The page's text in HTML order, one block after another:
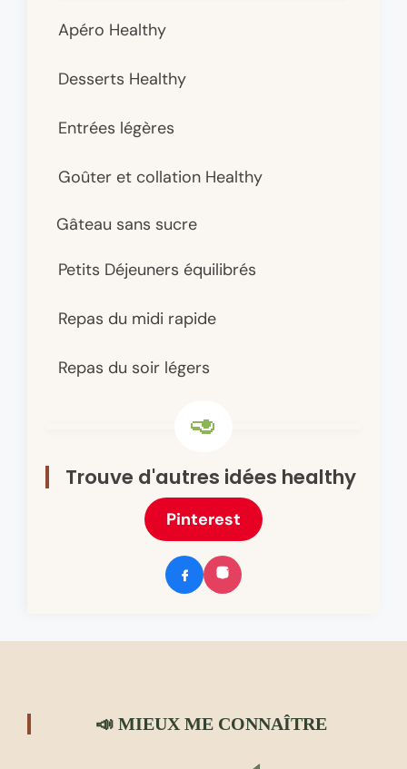
Apéro Healthy
Desserts Healthy
Entrées légères
Goûter et collation Healthy
Gâteau sans sucre
Petits Déjeuners équilibrés
Repas du midi rapide
Repas du soir légers
Trouve d'autres idées healthy
Pinterest
📣 MIEUX ME CONNAÎTRE